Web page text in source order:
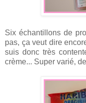
Six échantillons de
pas, ça veut dire
suis donc très
crème... Super varié,